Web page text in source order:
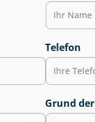
Telefon
Grund